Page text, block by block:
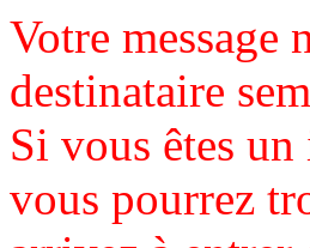
Votre message
destinataire
Si vous êtes
vous pourrez